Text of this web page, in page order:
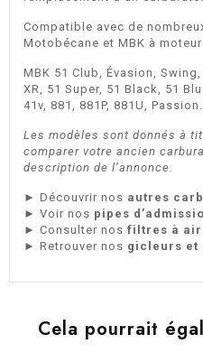
Compatible avec de
Motobécane et MBK à
MBK 51 Club, Évasion,
XR, 51 Super, 51 Black, 51
41v, 881, 881P, 881U, Passion.
Les modèles sont donnés à
comparer votre ancien
description de l’annonce.
► Découvrir nos autres
► Voir nos pipes
► Consulter nos filtres à air
► Retrouver nos gicleurs et
Cela pourrait